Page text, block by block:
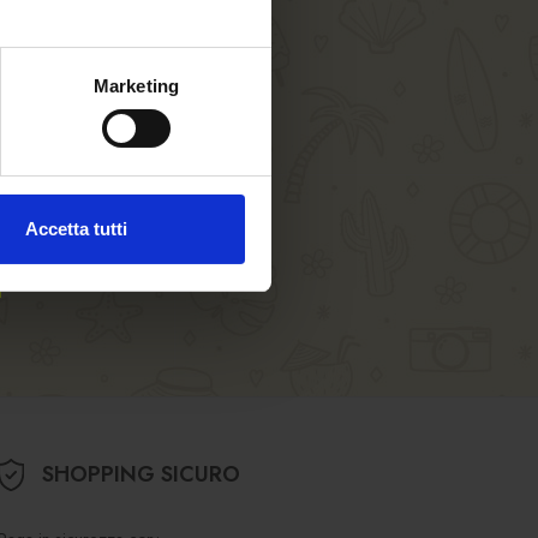
Marketing
Accetta tutti
SHOPPING SICURO